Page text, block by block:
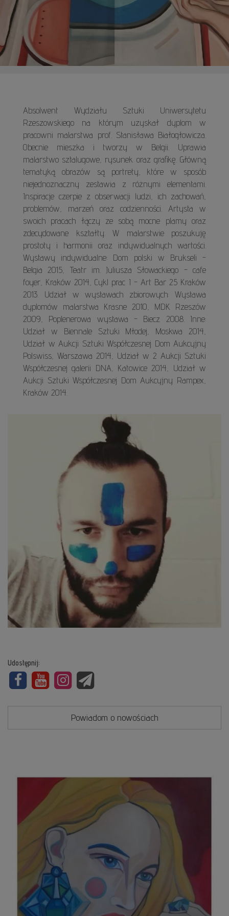
Absolwent Wydziału Sztuki Uniwersytetu
Rzeszowskiego na którym uzyskał dyplom w
pracowni malarstwa prof. Stanisława Białogłowicza.
Obecnie mieszka i tworzy w Belgii. Uprawia
malarstwo sztalugowe, rysunek oraz grafikę. Główną
tematyką obrazów są portrety, które w sposób
niejednoznaczny zestawia z różnymi elementami.
Inspiracje czerpie z obserwacji ludzi, ich zachowań,
problemów, marzeń oraz codzienności. Artysta w
swoich pracach łączy ze sobą mocne plamy oraz
zdecydowane kształty. W malarstwie poszukuję
prostoty i harmonii oraz indywidualnych wartości.
Wystawy indywidualne: Dom polski w Brukseli -
Belgia 2015, Teatr im. Juliusza Słowackiego - cafe
foyer, Kraków 2014, Cykl prac I - Art Bar 25 Kraków
2013. Udział w wystawach zbiorowych: Wystawa
dyplomów malarstwa Krasne 2010, MDK Rzeszów
2009, Poplenerowa wystawa - Biecz 2008. Inne:
Udział w Biennale Sztuki Młodej, Moskwa 2014,
Udział w Aukcji Sztuki Współczesnej Dom Aukcyjny
Polswiss, Warszawa 2014, Udział w 2 Aukcji Sztuki
Współczesnej galerii DNA, Katowice 2014, Udział w
Aukcji Sztuki Współczesnej Dom Aukcyjny Rampex,
Kraków 2014.
Udostępnij:
Powiadom o nowościach